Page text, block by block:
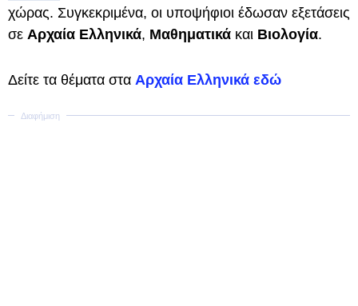
χώρας. Συγκεκριμένα, οι υποψήφιοι έδωσαν εξετάσεις
σε Αρχαία Ελληνικά, Μαθηματικά και Βιολογία.
Δείτε τα θέματα στα Αρχαία Ελληνικά εδώ